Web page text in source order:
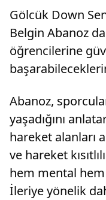
Gölcük Down
Belgin Abanoz
öğrencilerine
Abanoz,
yaşadığını
hareket alanları
ve hareket
hem mental
İleriye yönelik